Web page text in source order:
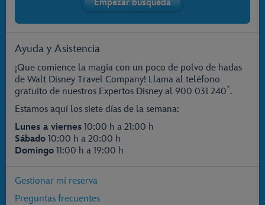
Ayuda y Asistencia
¡Que comience la magia con un poco de polvo de hadas
de Walt Disney Travel Company! Llama al teléfono
gratuito de nuestros Expertos Disney al 900 031 240*.
Estamos aquí los siete días de la semana:
Lunes a viernes 10:00 h a 21:00 h
Sábado 10:00 h a 20:00 h
Domingo 11:00 h a 19:00 h
Gestionar mi reserva
Preguntas frecuentes